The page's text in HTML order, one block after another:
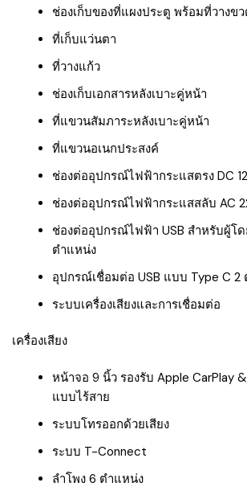
ช่องเก็บของที่แผงประตู พร้อมที่วางข
ที่เก็บแว่นตา
ที่วางแก้ว
ช่องเก็บเอกสารหลังเบาะคู่หน้า
ที่แขวนสัมภาระหลังเบาะคู่หน้า
ที่แขวนอเนกประสงค์
ช่องต่ออุปกรณ์ไฟฟ้ากระแสตรง DC
ช่องต่ออุปกรณ์ไฟฟ้ากระแสสลับ AC
ช่องต่ออุปกรณ์ไฟฟ้า USB สำหรับผู้โ
ตำแหน่ง
อุปกรณ์เชื่อมต่อ USB แบบ Type C 2
ระบบเครื่องเสียงและการเชื่อมต่อ
เครื่องเสียง
หน้าจอ 9 นิ้ว รองรับ Apple CarPlay
แบบไร้สาย
ระบบโทรออกด้วยเสียง
ระบบ T-Connect
ลำโพง 6 ตำแหน่ง